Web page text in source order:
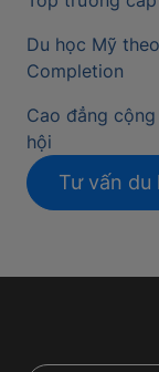
Du học Mỹ
Completion
Cao đẳng
hội
Tư vấn du